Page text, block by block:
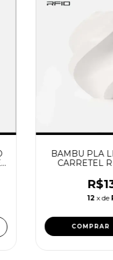
BAMBU PLA
CARRETEL
12 x de